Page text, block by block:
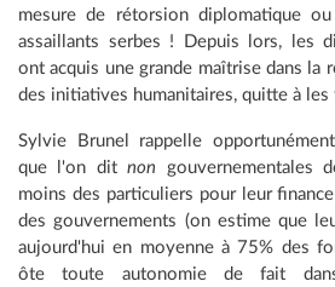
mesure de rétorsion diplomatique
assaillants serbes ! Depuis lors, les
ont acquis une grande maîtrise dans la
des initiatives humanitaires, quitte à les
Sylvie Brunel rappelle
que l'on ditnon gouvernementales
moins des particuliers pour leur
des gouvernements (on estime que
aujourd'hui en moyenne à 75% des
ôte toute autonomie de fait